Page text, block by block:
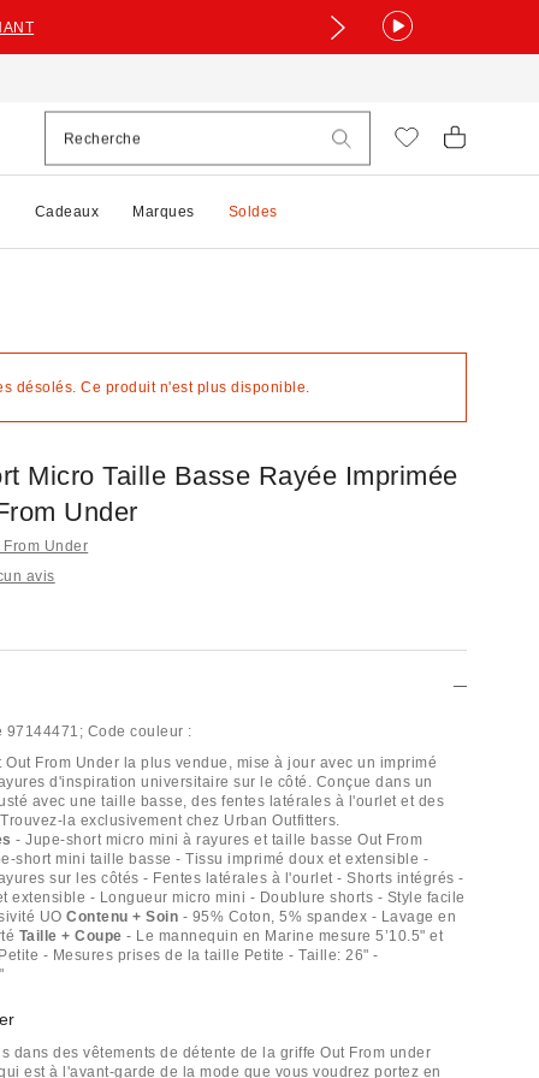
Cadeaux Marques Soldes
désolés. Ce produit n'est plus disponible.
Micro Taille Basse Rayée Imprimée
Under
Under
avis
97144471; Code couleur :
Out From Under la plus vendue, mise à jour avec un imprimé
d'inspiration universitaire sur le côté. Conçue dans un
avec une taille basse, des fentes latérales à l'ourlet et des
la exclusivement chez Urban Outfitters.
- Jupe-short micro mini à rayures et taille basse Out From
short mini taille basse - Tissu imprimé doux et extensible -
sur les côtés - Fentes latérales à l'ourlet - Shorts intégrés -
extensible - Longueur micro mini - Doublure shorts - Style facile
UOContenu + Soin - 95% Coton, 5% spandex - Lavage en
Taille + Coupe - Le mannequin en Marine mesure 5’10.5" et
- Mesures prises de la taille Petite - Taille: 26" -
dans des vêtements de détente de la griffe Out From under
est à l'avant-garde de la mode que vous voudrez portez en